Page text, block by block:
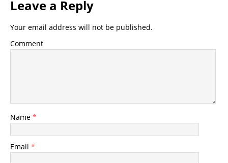
Leave a Reply
Your email address will not be published.
Comment
Name *
Email *